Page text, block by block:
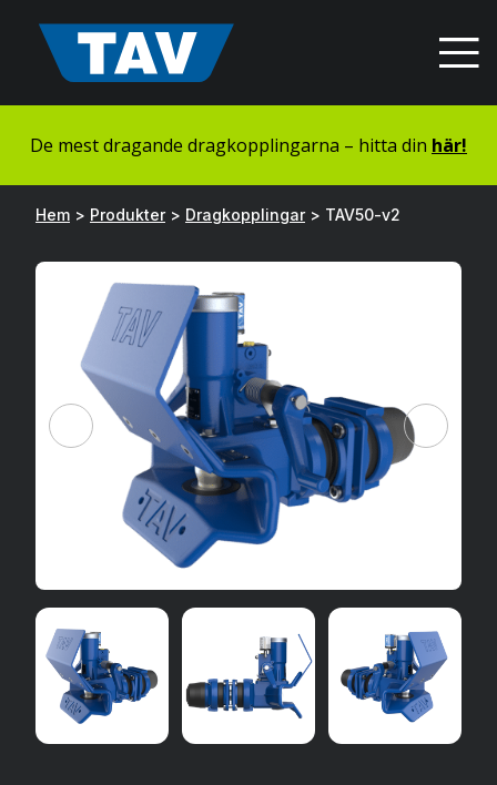
sisältöön
De mest dragande dragkopplingarna – hitta din här!
Hem > Produkter> Dragkopplingar> TAV50-v2